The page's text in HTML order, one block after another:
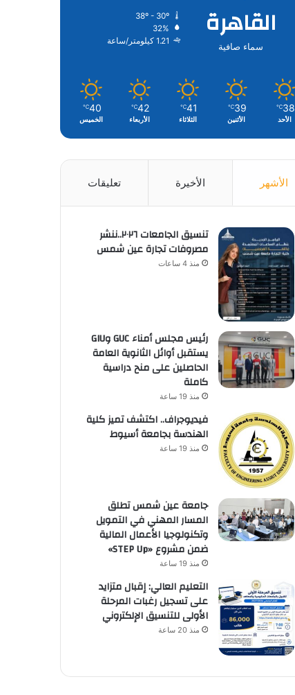
القاهرة
سماء صافية
32%
1.21 كيلومتر/ساعة
38
℃
الأحد
39
℃
الأثنين
41
℃
الثلاثاء
42
℃
الأربعاء
40
℃
الخميس
الأشهر الأخيرة تعليقات
تنسيق الجامعات ٢٠٢٦..ننشر
مصروفات تجارة عين شمس
منذ 4 ساعات
رئيس مجلس أمناء GUC وGIU
يستقبل أوائل الثانوية العامة
الحاصلين على منح دراسية
كاملة
منذ 19 ساعة
فيديوجراف.. اكتشف تميز كلية
الهندسة بجامعة أسيوط
منذ 19 ساعة
جامعة عين شمس تطلق
المسار المهني في التمويل
وتكنولوجيا الأعمال المالية
ضمن مشروع «STEP Up»
منذ 19 ساعة
التعليم العالي: إقبال متزايد
على تسجيل رغبات المرحلة
الأولى للتنسيق الإلكتروني
منذ 20 ساعة